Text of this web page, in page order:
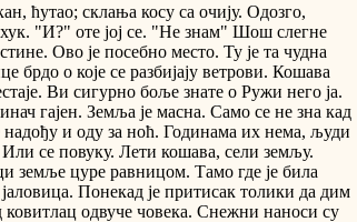
ћутао; склања косу са очију. Одозго,
"И?" оте јој се. "Не знам" Шош слегне
Ово је посебно место. Ту је та чудна
брдо о које се разбијају ветрови. Кошава
Ви сигурно боље знате о Ружи него ја.
гајен. Земља је масна. Само се не зна кад
и оду за ноћ. Годинама их нема, људи
се повуку. Лети кошава, сели земљу.
земље цуре равницом. Тамо где је била
Понекад је притисак толики да дим
одвуче човека. Снежни наноси су